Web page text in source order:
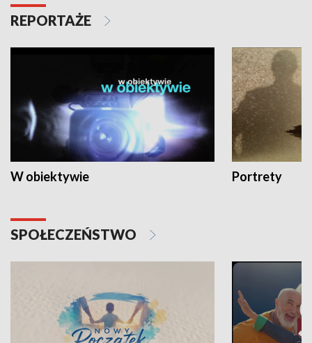
REPORTAŻE
W obiektywie Portrety
SPOŁECZEŃSTWO